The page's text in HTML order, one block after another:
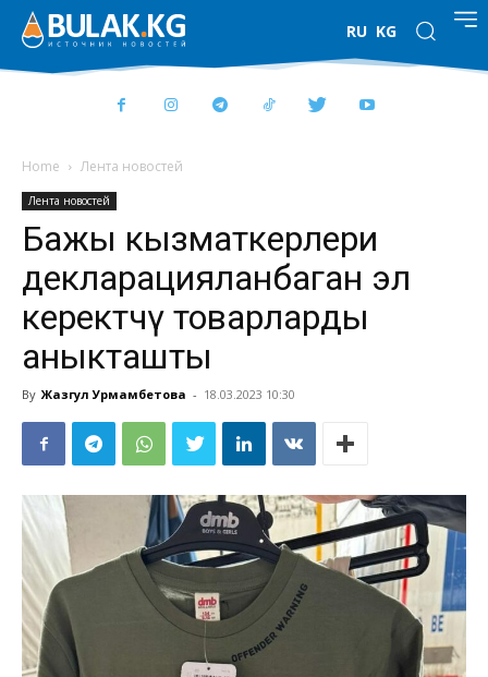
RU KG
Home Лента новостей
Лента новостей
Бажы кызматкерлери
декларацияланбаган эл
керектөөчү товарларды
аныкташты
By Жазгул Урмамбетова - 18.03.2023 10:30